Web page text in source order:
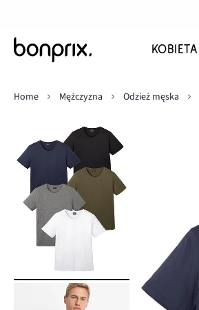
KOBIETA
Home
Mężczyzna Odzież męska